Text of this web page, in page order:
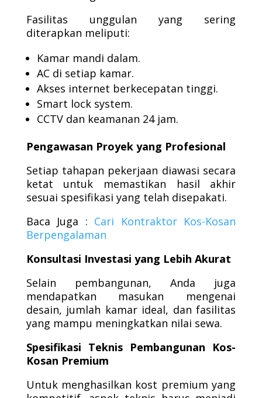
Fasilitas unggulan yang sering
diterapkan meliputi:
Kamar mandi dalam.
AC di setiap kamar.
Akses internet berkecepatan tinggi.
Smart lock system.
CCTV dan keamanan 24 jam.
Pengawasan Proyek yang Profesional
Setiap tahapan pekerjaan diawasi secara
ketat untuk memastikan hasil akhir
sesuai spesifikasi yang telah disepakati.
Baca Juga : Cari Kontraktor Kos-Kosan
Berpengalaman
Konsultasi Investasi yang Lebih Akurat
Selain pembangunan, Anda juga
mendapatkan masukan mengenai
desain, jumlah kamar ideal, dan fasilitas
yang mampu meningkatkan nilai sewa.
Spesifikasi Teknis Pembangunan Kos-
Kosan Premium
Untuk menghasilkan kost premium yang